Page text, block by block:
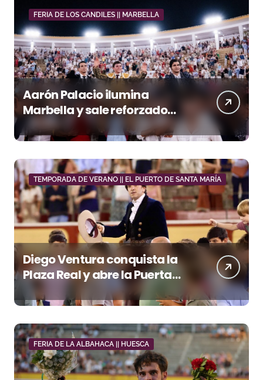
FERIA DE LOS CANDILES || MARBELLA
Aarón Palacio ilumina
Marbella y sale reforzado
junto a Manzanares y
Morante
TEMPORADA DE VERANO || EL PUERTO DE SANTA MARÍA
Diego Ventura conquista la
Plaza Real y abre la Puerta
Grande en El Puerto
FERIA DE LA ALBAHACA || HUESCA